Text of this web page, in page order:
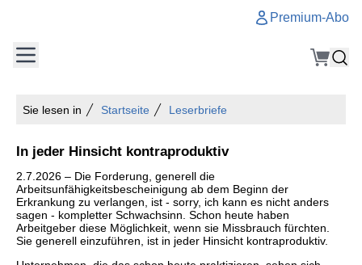
Premium-Abo
Sie lesen in Startseite Leserbriefe
In jeder Hinsicht kontraproduktiv
2.7.2026 – Die Forderung, generell die
Arbeitsunfähigkeitsbescheinigung ab dem Beginn der
Erkrankung zu verlangen, ist - sorry, ich kann es nicht anders
sagen - kompletter Schwachsinn. Schon heute haben
Arbeitgeber diese Möglichkeit, wenn sie Missbrauch fürchten.
Sie generell einzuführen, ist in jeder Hinsicht kontraproduktiv.